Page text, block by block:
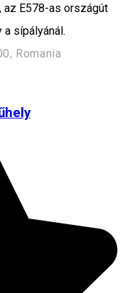
az E578-as országút
a sípályánál.
Romania